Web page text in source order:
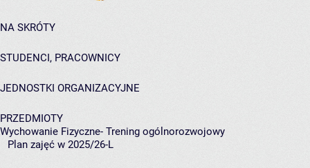
NA SKRÓTY
STUDENCI, PRACOWNICY
JEDNOSTKI ORGANIZACYJNE
PRZEDMIOTY
Wychowanie Fizyczne- Trening ogólnorozwojowy
Plan zajęć w 2025/26-L